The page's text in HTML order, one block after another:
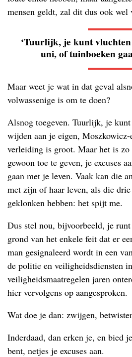
mensen geldt, zal dit dus ook wel
‘Tuurlijk, je kunt
uni, of tuinboeken
Maar weet je wat in dat geval
volwassenige is om te doen?
Alsnog toegeven. Tuurlijk, je
wijden aan je eigen,
verleiding is groot. Maar het is
gewoon toe te geven, je excuses
gaan met je leven. Vaak kan die
met zijn of haar leven, als die
geklonken hebben: het spijt me.
Dus stel nou, bijvoorbeeld, je
grond van het enkele feit dat er
man gesignaleerd wordt in een
de politie en veiligheidsdiensten
veiligheidsmaatregelen jaren
hier vervolgens op aangesproken.
Wat doe je dan: zwijgen,
Inderdaad, dan erken je, en bied
bent, netjes je excuses aan.